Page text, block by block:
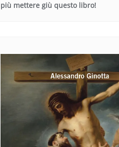
più mettere giù questo libro!